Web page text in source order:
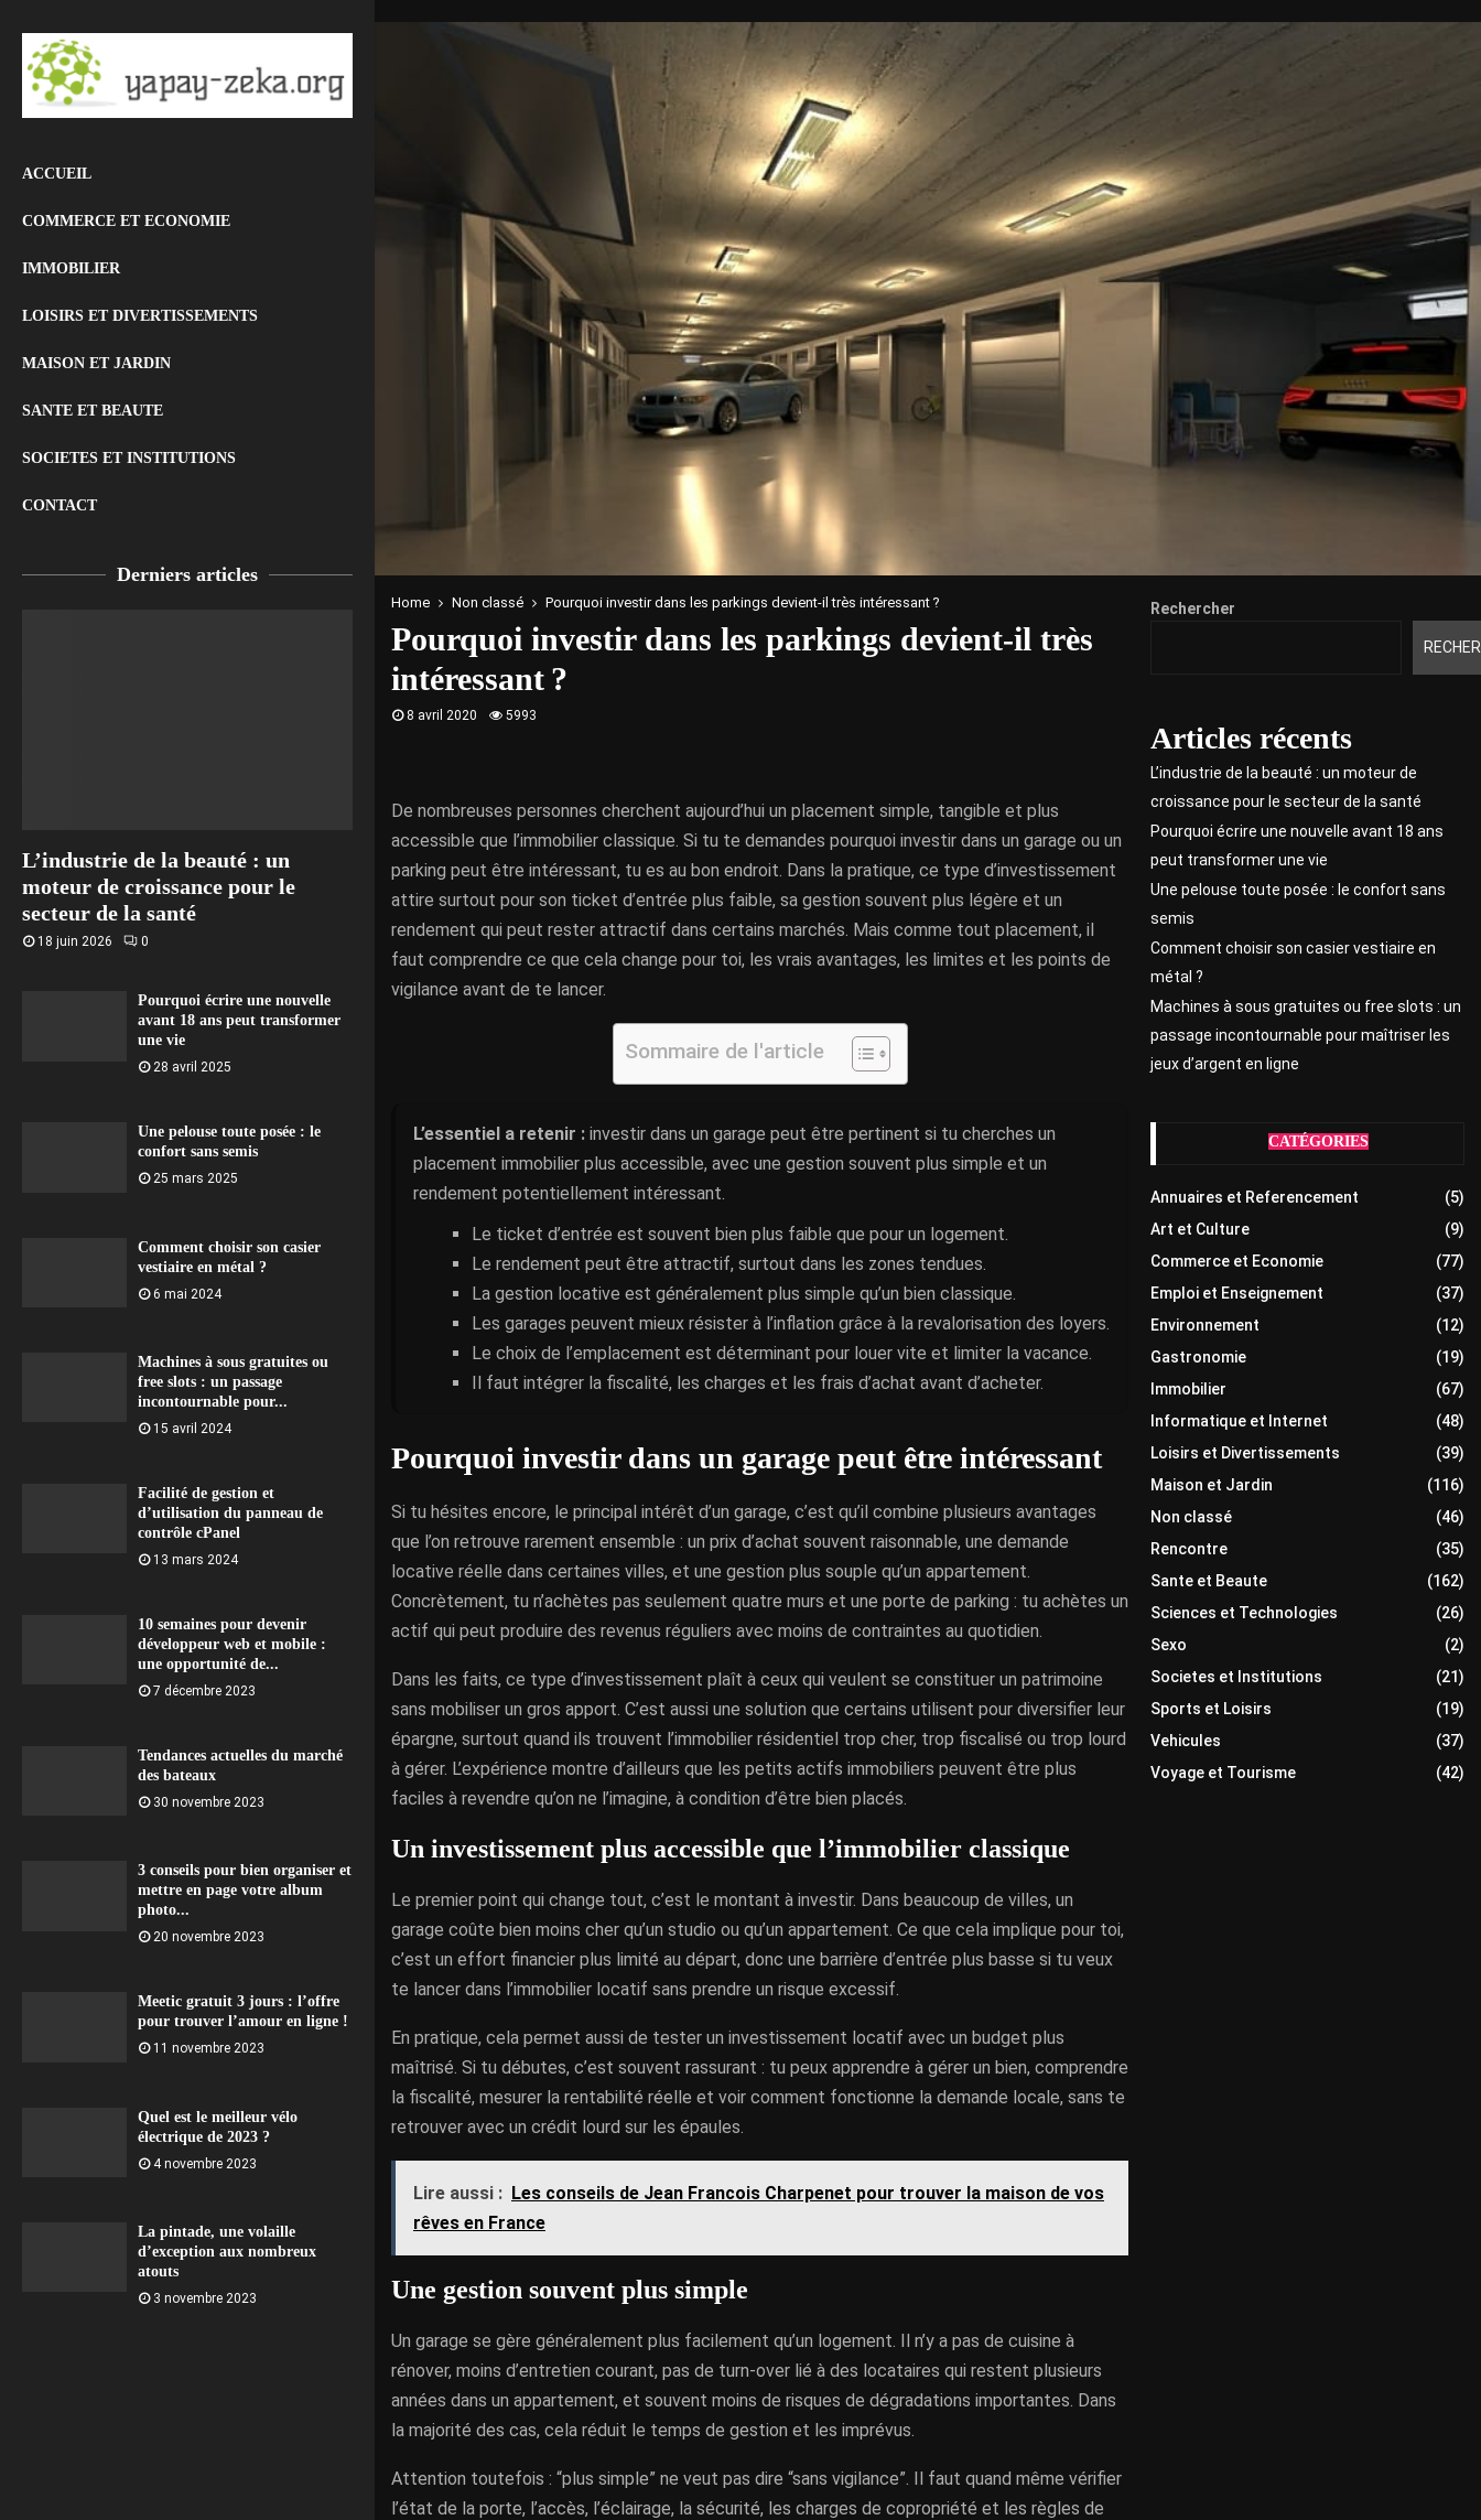
ACCUEIL
COMMERCE ET ECONOMIE
IMMOBILIER
LOISIRS ET DIVERTISSEMENTS
MAISON ET JARDIN
SANTE ET BEAUTE
SOCIETES ET INSTITUTIONS
CONTACT
Derniers articles
L’industrie de la beauté : un
moteur de croissance pour le
secteur de la santé
18 juin 2026 0
Pourquoi écrire une nouvelle
avant 18 ans peut transformer
une vie
28 avril 2025
Une pelouse toute posée : le
confort sans semis
25 mars 2025
Comment choisir son casier
vestiaire en métal ?
6 mai 2024
Machines à sous gratuites ou
free slots : un passage
incontournable pour...
15 avril 2024
Facilité de gestion et
d’utilisation du panneau de
contrôle cPanel
13 mars 2024
10 semaines pour devenir
développeur web et mobile :
une opportunité de...
7 décembre 2023
Tendances actuelles du marché
des bateaux
30 novembre 2023
3 conseils pour bien organiser et
mettre en page votre album
photo...
20 novembre 2023
Meetic gratuit 3 jours : l’offre
pour trouver l’amour en ligne !
11 novembre 2023
Quel est le meilleur vélo
électrique de 2023 ?
4 novembre 2023
La pintade, une volaille
d’exception aux nombreux
atouts
3 novembre 2023
Home Non classé Pourquoi investir dans les parkings devient-il très intéressant ?
Pourquoi investir dans les parkings devient-il très
intéressant ?
8 avril 2020 5993
De nombreuses personnes cherchent aujourd’hui un placement simple, tangible et plus
accessible que l’immobilier classique. Si tu te demandes pourquoi investir dans un garage ou un
parking peut être intéressant, tu es au bon endroit. Dans la pratique, ce type d’investissement
attire surtout pour son ticket d’entrée plus faible, sa gestion souvent plus légère et un
rendement qui peut rester attractif dans certains marchés. Mais comme tout placement, il
faut comprendre ce que cela change pour toi, les vrais avantages, les limites et les points de
vigilance avant de te lancer.
Sommaire de l'article
L’essentiel a retenir : investir dans un garage peut être pertinent si tu cherches un
placement immobilier plus accessible, avec une gestion souvent plus simple et un
rendement potentiellement intéressant.
Le ticket d’entrée est souvent bien plus faible que pour un logement.
Le rendement peut être attractif, surtout dans les zones tendues.
La gestion locative est généralement plus simple qu’un bien classique.
Les garages peuvent mieux résister à l’inflation grâce à la revalorisation des loyers.
Le choix de l’emplacement est déterminant pour louer vite et limiter la vacance.
Il faut intégrer la fiscalité, les charges et les frais d’achat avant d’acheter.
Pourquoi investir dans un garage peut être intéressant
Si tu hésites encore, le principal intérêt d’un garage, c’est qu’il combine plusieurs avantages
que l’on retrouve rarement ensemble : un prix d’achat souvent raisonnable, une demande
locative réelle dans certaines villes, et une gestion plus souple qu’un appartement.
Concrètement, tu n’achètes pas seulement quatre murs et une porte de parking : tu achètes un
actif qui peut produire des revenus réguliers avec moins de contraintes au quotidien.
Dans les faits, ce type d’investissement plaît à ceux qui veulent se constituer un patrimoine
sans mobiliser un gros apport. C’est aussi une solution que certains utilisent pour diversifier leur
épargne, surtout quand ils trouvent l’immobilier résidentiel trop cher, trop fiscalisé ou trop lourd
à gérer. L’expérience montre d’ailleurs que les petits actifs immobiliers peuvent être plus
faciles à revendre qu’on ne l’imagine, à condition d’être bien placés.
Un investissement plus accessible que l’immobilier classique
Le premier point qui change tout, c’est le montant à investir. Dans beaucoup de villes, un
garage coûte bien moins cher qu’un studio ou qu’un appartement. Ce que cela implique pour toi,
c’est un effort financier plus limité au départ, donc une barrière d’entrée plus basse si tu veux
te lancer dans l’immobilier locatif sans prendre un risque excessif.
En pratique, cela permet aussi de tester un investissement locatif avec un budget plus
maîtrisé. Si tu débutes, c’est souvent rassurant : tu peux apprendre à gérer un bien, comprendre
la fiscalité, mesurer la rentabilité réelle et voir comment fonctionne la demande locale, sans te
retrouver avec un crédit lourd sur les épaules.
Lire aussi : Les conseils de Jean Francois Charpenet pour trouver la maison de vos
rêves en France
Une gestion souvent plus simple
Un garage se gère généralement plus facilement qu’un logement. Il n’y a pas de cuisine à
rénover, moins d’entretien courant, pas de turn-over lié à des locataires qui restent plusieurs
années dans un appartement, et souvent moins de risques de dégradations importantes. Dans
la majorité des cas, cela réduit le temps de gestion et les imprévus.
Attention toutefois : “plus simple” ne veut pas dire “sans vigilance”. Il faut quand même vérifier
l’état de la porte, l’accès, l’éclairage, la sécurité, les charges de copropriété et les règles de
Rechercher
Articles récents
L’industrie de la beauté : un moteur de
croissance pour le secteur de la santé
Pourquoi écrire une nouvelle avant 18 ans
peut transformer une vie
Une pelouse toute posée : le confort sans
semis
Comment choisir son casier vestiaire en
métal ?
Machines à sous gratuites ou free slots : un
passage incontournable pour maîtriser les
jeux d’argent en ligne
CATÉGORIES
Annuaires et Referencement
(5)
Art et Culture
(9)
Commerce et Economie
(77)
Emploi et Enseignement
(37)
Environnement
(12)
Gastronomie
(19)
Immobilier
(67)
Informatique et Internet
(48)
Loisirs et Divertissements
(39)
Maison et Jardin
(116)
Non classé
(46)
Rencontre
(35)
Sante et Beaute
(162)
Sciences et Technologies
(26)
Sexo
(2)
Societes et Institutions
(21)
Sports et Loisirs
(19)
Vehicules
(37)
Voyage et Tourisme
(42)